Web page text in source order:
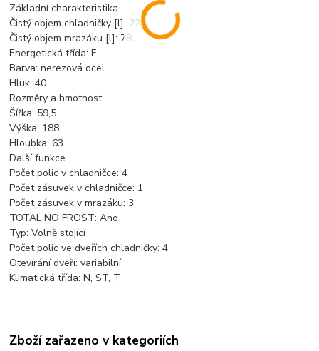
Základní charakteristika
Čistý objem chladničky [l]: 224
Čistý objem mrazáku [l]: 78
Energetická třída: F
Barva: nerezová ocel
Hluk: 40
Rozměry a hmotnost
Šířka: 59,5
Výška: 188
Hloubka: 63
Další funkce
Počet polic v chladničce: 4
Počet zásuvek v chladničce: 1
Počet zásuvek v mrazáku: 3
TOTAL NO FROST: Ano
Typ: Volně stojící
Počet polic ve dveřích chladničky: 4
Otevírání dveří: variabilní
Klimatická třída: N, ST, T
Zboží zařazeno v kategoriích